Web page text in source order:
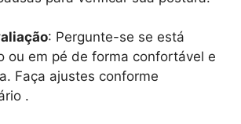
: Pergunte-se se está
ou em pé de forma confortável e
Faça ajustes conforme
.